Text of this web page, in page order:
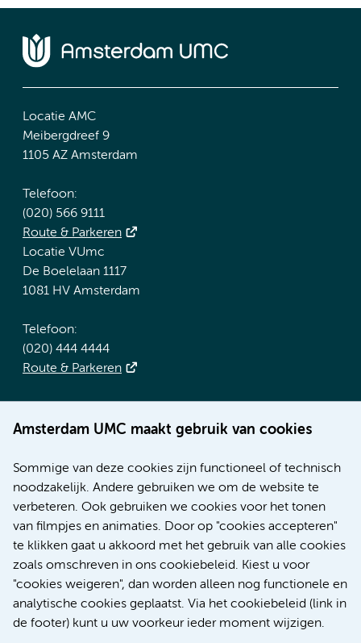
Amsterdam UMC maakt gebruik van cookies
Sommige van deze cookies zijn functioneel of technisch
noodzakelijk. Andere gebruiken we om de website te
verbeteren. Ook gebruiken we cookies voor het tonen
van filmpjes en animaties. Door op "cookies accepteren"
te klikken gaat u akkoord met het gebruik van alle cookies
zoals omschreven in ons cookiebeleid. Kiest u voor
"cookies weigeren", dan worden alleen nog functionele en
analytische cookies geplaatst. Via het cookiebeleid (link in
de footer) kunt u uw voorkeur ieder moment wijzigen.
Locatie AMC
Meibergdreef 9
1105 AZ Amsterdam
Telefoon:
(020) 566 9111
Route & Parkeren
Locatie VUmc
De Boelelaan 1117
1081 HV Amsterdam
Telefoon:
(020) 444 4444
Route & Parkeren
Werken bij Amsterdam UMC
Nieuws
Educatie Locatie AMC
Educatie Locatie VUmc